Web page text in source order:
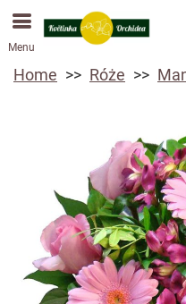
Przyjmujemy
sklepu internetowego.
to
Menu
Home Róże